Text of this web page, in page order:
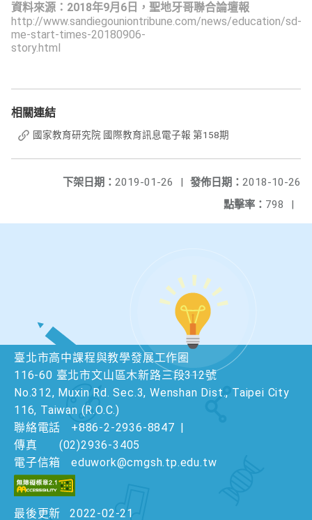
資料來源：2018年9月6日，聖地牙哥聯合論壇報
http://www.sandiegouniontribune.com/news/education/sd-
me-start-times-20180906-
story.html
相關連結
國家教育研究院 國際教育訊息電子報 第158期
發佈日期： 2018-10-26
下架日期： 2019-01-26
|
點擊率： 798 |
臺北市高中課程與教學發展工作圈
116-60 臺北市文山區木新路三段312號
No.312, Muxin Rd. Sec.3, Wenshan Dist., Taipei City
116, Taiwan (R.O.C.)
聯絡電話
+886-2-2936-8847 |
傳真
(02)2936-3405
電子信箱
eduwork@cmgsh.tp.edu.tw
最後更新 2022-02-21